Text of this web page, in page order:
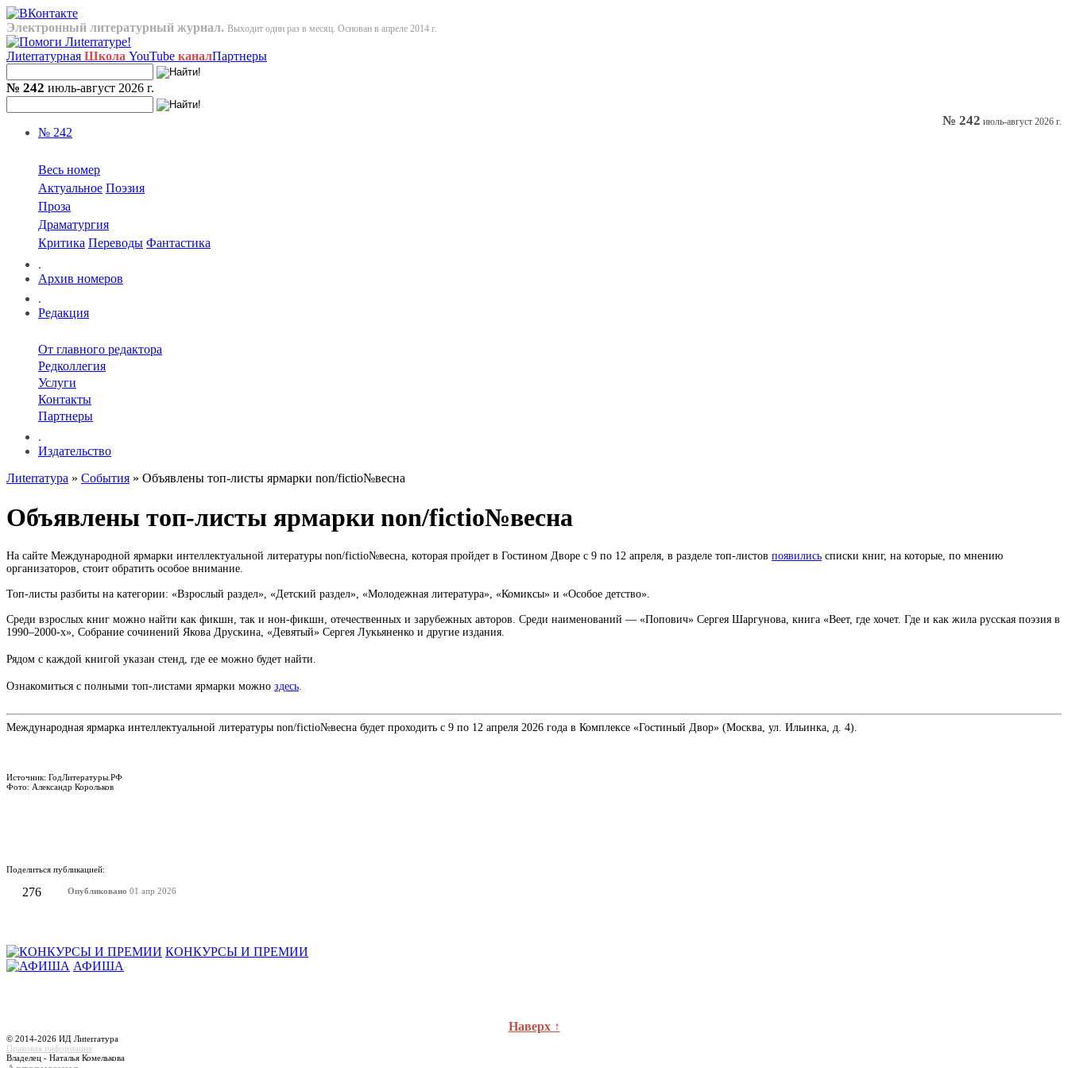
Электронный литературный журнал. Выходит один раз в месяц. Основан в апреле 2014 г.
Лиterraтурная Школа YouTube каналПартнеры
№ 242 июль-август 2026 г.
№ 242
Весь номер
Актуальное Поэзия
Проза
Драматургия
Критика Переводы Фантастика
.
Архив номеров
.
Редакция
От главного редактора
Редколлегия
Услуги
Контакты
Партнеры
.
Издательство
№ 242 июль-август 2026 г.
Лиterraтура » События » Объявлены топ-листы ярмарки non/fictio№весна
Объявлены топ-листы ярмарки non/fictio№весна
На сайте Международной ярмарки интеллектуальной литературы non/fictio№весна, которая пройдет в Гостином Дворе с 9 по 12 апреля, в разделе топ-листов появились списки книг, на которые, по мнению
организаторов, стоит обратить особое внимание.
Топ-листы разбиты на категории: «Взрослый раздел», «Детский раздел», «Молодежная литература», «Комиксы» и «Особое детство».
Среди взрослых книг можно найти как фикшн, так и нон-фикшн, отечественных и зарубежных авторов. Среди наименований — «Попович» Сергея Шаргунова, книга «Веет, где хочет. Где и как жила русская поэзия в
1990–2000-х», Собрание сочинений Якова Друскина, «Девятый» Сергея Лукьяненко и другие издания.
Рядом с каждой книгой указан стенд, где ее можно будет найти.
Ознакомиться с полными топ-листами ярмарки можно здесь
Международная ярмарка интеллектуальной литературы non/fictio№весна будет проходить с 9 по 12 апреля 2026 года в Комплексе «Гостиный Двор» (Москва, ул. Ильинка, д. 4).
Источник: ГодЛитературы.РФ
Фото: Александр Корольков
Поделиться публикацией:
276 Опубликовано 01 апр 2026
КОНКУРСЫ И ПРЕМИИ
АФИША
Наверх ↑
© 2014-2026 ИД Лиterraтура
Правовая информация
Владелец - Наталья Комелькова